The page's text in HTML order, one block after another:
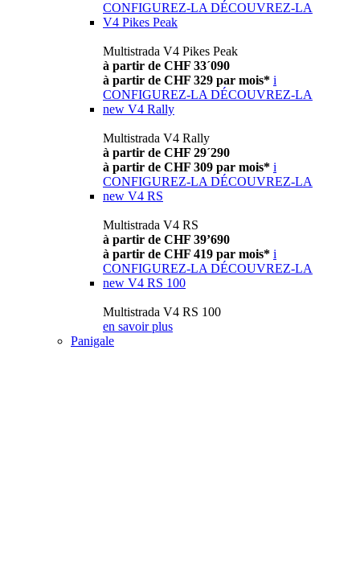
CONFIGUREZ-LA DÉCOUVREZ-LA
V4 Pikes Peak
Multistrada V4 Pikes Peak
à partir de CHF 33´090
à partir de CHF 329 par mois* i
CONFIGUREZ-LA DÉCOUVREZ-LA
new V4 Rally
Multistrada V4 Rally
à partir de CHF 29´290
à partir de CHF 309 par mois* i
CONFIGUREZ-LA DÉCOUVREZ-LA
new V4 RS
Multistrada V4 RS
à partir de CHF 39’690
à partir de CHF 419 par mois* i
CONFIGUREZ-LA DÉCOUVREZ-LA
new V4 RS 100
Multistrada V4 RS 100
en savoir plus
Panigale